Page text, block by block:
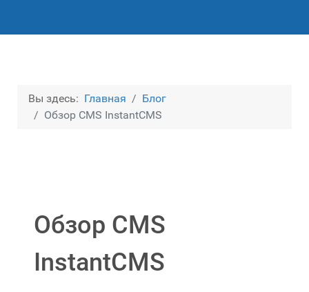
Вы здесь: Главная
Блог
Обзор CMS InstantCMS
Обзор CMS
InstantCMS